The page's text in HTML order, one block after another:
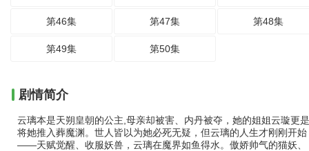
第46集 第47集 第48集
第49集 第50集
剧情简介
云璃本是天朔皇朝的公主,母亲却被害、内丹被夺，她的姐姐云璇更是
将她推入葬魔渊。世人皆以为她必死无疑，但云璃的人生才刚刚开始
——天赋觉醒、收服妖兽，云璃在魔界如鱼得水。傲娇帅气的猫妖、